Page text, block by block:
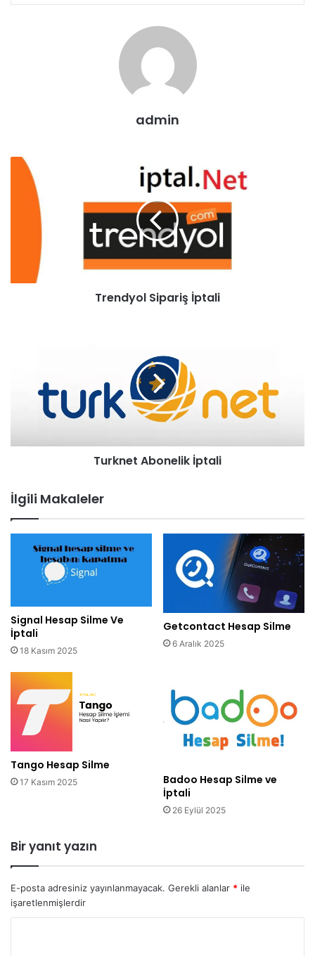
admin
Trendyol Sipariş İptali
Turknet Abonelik İptali
İlgili Makaleler
Signal Hesap Silme Ve
İptali
18 Kasım 2025
Getcontact Hesap Silme
6 Aralık 2025
Tango Hesap Silme
17 Kasım 2025
Badoo Hesap Silme ve
İptali
26 Eylül 2025
Bir yanıt yazın
E-posta adresiniz yayınlanmayacak. Gerekli alanlar * ile
işaretlenmişlerdir